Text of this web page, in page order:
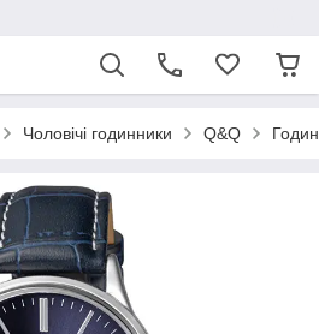
Чоловічі годинники Q&Q